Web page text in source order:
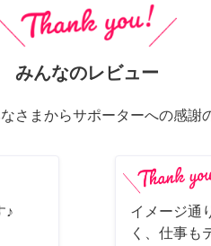
みんなのレビュー
さまからサポーターへの感謝
♪
イメージ通
く、仕事も